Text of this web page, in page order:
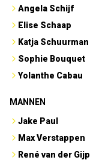
Angela Schijf
Elise Schaap
Katja Schuurman
Sophie Bouquet
Yolanthe Cabau
MANNEN
Jake Paul
Max Verstappen
René van der Gijp